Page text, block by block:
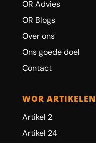
OR Advies
OR Blogs
Over ons
Ons goede doel
Contact
WOR ARTIKELEN
Artikel 2
Artikel 24